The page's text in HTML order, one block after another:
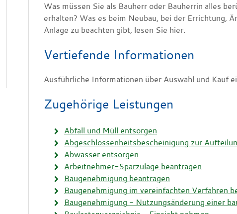
Was müssen Sie als Bauherr oder Bauherrin alles
erhalten? Was es beim Neubau, bei der Errichtung,
Anlage zu beachten gibt, lesen Sie hier.
Vertiefende Informationen
Ausführliche Informationen über Auswahl und Kauf
Zugehörige Leistungen
Abfall und Müll entsorgen
Abgeschlossenheitsbescheinigung zur
Abwasser entsorgen
Arbeitnehmer-Sparzulage beantragen
Baugenehmigung beantragen
Baugenehmigung im vereinfachten Verfahren
Baugenehmigung - Nutzungsänderung einer